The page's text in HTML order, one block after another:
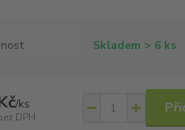
Skladem > 6 ks
/ks
DPH